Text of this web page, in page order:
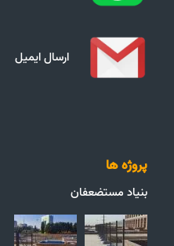
ارسال ایمیل
پروژه ها
بنیاد مستضعفان